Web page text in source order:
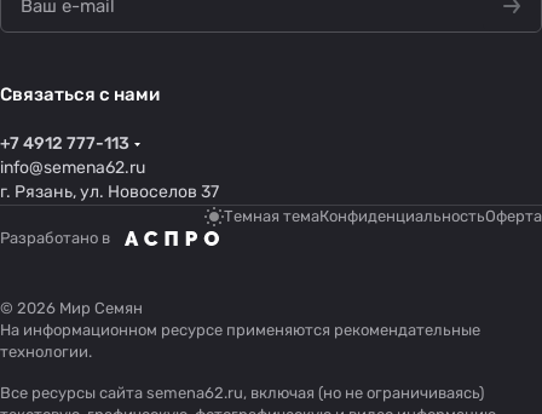
Связаться с нами
+7 4912 777-113
info@semena62.ru
г. Рязань, ул. Новоселов 37
Темная темаКонфиденциальностьОферта
Разработано в
© 2026 Мир Семян
На информационном ресурсе применяются рекомендательные
технологии.
Все ресурсы сайта semena62.ru, включая (но не ограничиваясь)